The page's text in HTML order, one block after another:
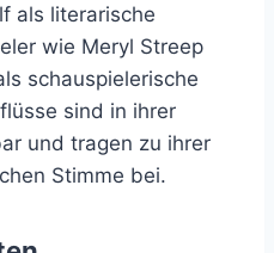
als literarische
wie Meryl Streep
schauspielerische
sind in ihrer
und tragen zu ihrer
Stimme bei.